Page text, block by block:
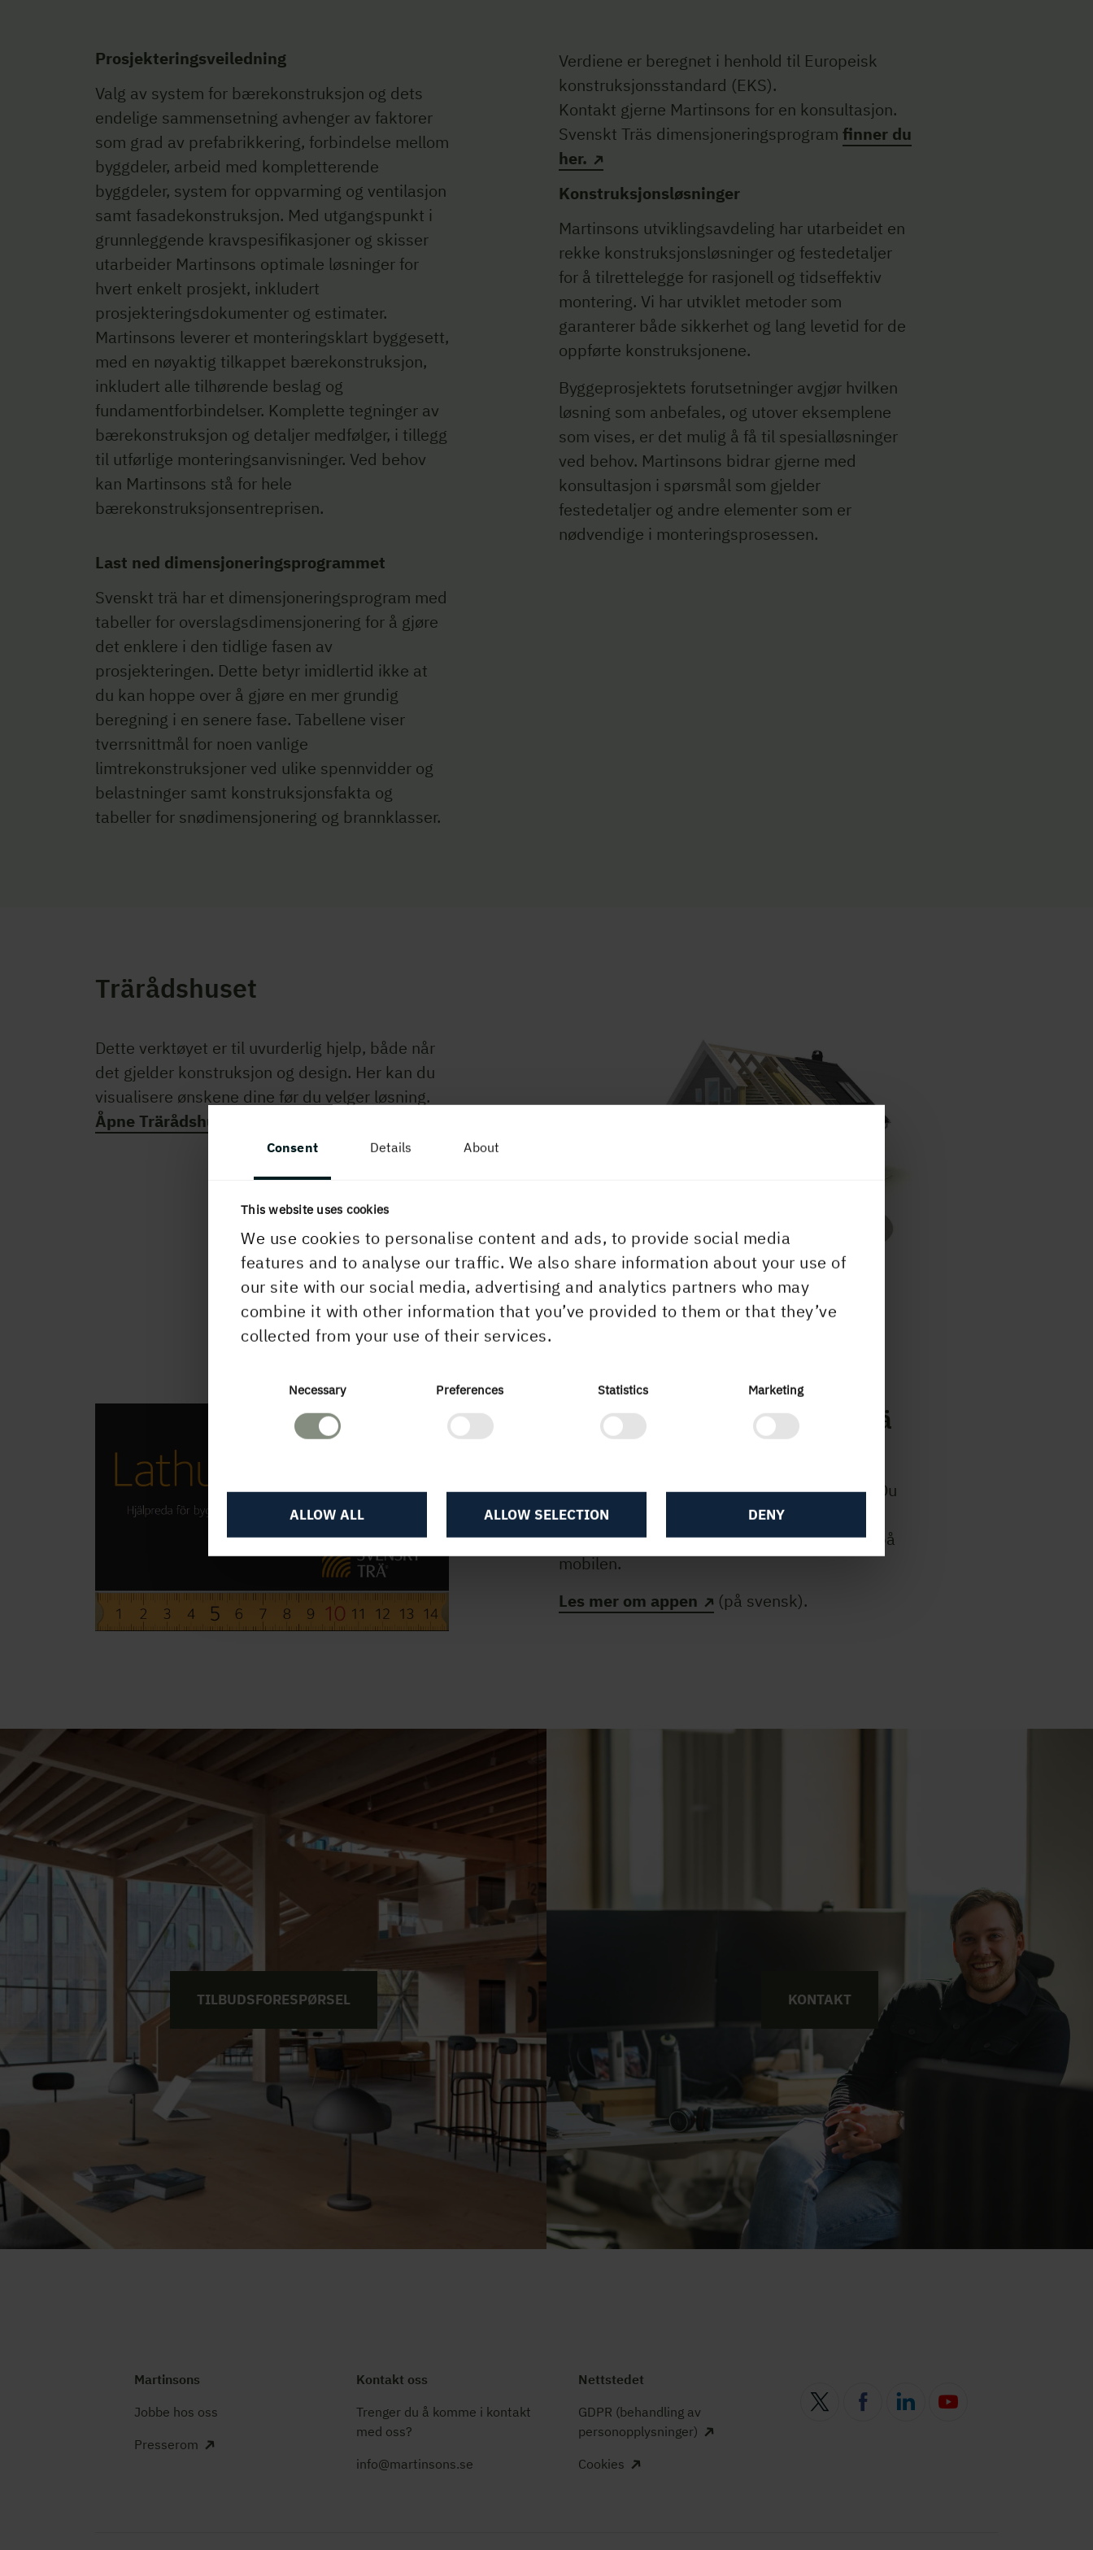
Consent Details About
This website uses cookies
We use cookies to personalise content and ads, to provide social media
features and to analyse our traffic. We also share information about your use of
our site with our social media, advertising and analytics partners who may
combine it with other information that you’ve provided to them or that they’ve
collected from your use of their services.
Necessary Preferences Statistics Marketing
DENY
ALLOW SELECTION
ALLOW ALL
Prosjekteringsveiledning
Valg av system for bærekonstruksjon og dets
endelige sammensetning avhenger av faktorer
som grad av prefabrikkering, forbindelse mellom
byggdeler, arbeid med kompletterende
byggdeler, system for oppvarming og ventilasjon
samt fasadekonstruksjon. Med utgangspunkt i
grunnleggende kravspesifikasjoner og skisser
utarbeider Martinsons optimale løsninger for
hvert enkelt prosjekt, inkludert
prosjekteringsdokumenter og estimater.
Martinsons leverer et monteringsklart byggesett,
med en nøyaktig tilkappet bærekonstruksjon,
inkludert alle tilhørende beslag og
fundamentforbindelser. Komplette tegninger av
bærekonstruksjon og detaljer medfølger, i tillegg
til utførlige monteringsanvisninger. Ved behov
kan Martinsons stå for hele
bærekonstruksjonsentreprisen.
Last ned dimensjoneringsprogrammet
Svenskt trä har et dimensjoneringsprogram med
tabeller for overslagsdimensjonering for å gjøre
det enklere i den tidlige fasen av
prosjekteringen. Dette betyr imidlertid ikke at
du kan hoppe over å gjøre en mer grundig
beregning i en senere fase. Tabellene viser
tverrsnittmål for noen vanlige
limtrekonstruksjoner ved ulike spennvidder og
belastninger samt konstruksjonsfakta og
tabeller for snødimensjonering og brannklasser.
Verdiene er beregnet i henhold til Europeisk
konstruksjonsstandard (EKS).
Kontakt gjerne Martinsons for en konsultasjon.
Svenskt Träs dimensjoneringsprogram finner du
her.
Konstruksjonsløsninger
Martinsons utviklingsavdeling har utarbeidet en
rekke konstruksjonsløsninger og festedetaljer
for å tilrettelegge for rasjonell og tidseffektiv
montering. Vi har utviklet metoder som
garanterer både sikkerhet og lang levetid for de
oppførte konstruksjonene.
Byggeprosjektets forutsetninger avgjør hvilken
løsning som anbefales, og utover eksemplene
som vises, er det mulig å få til spesialløsninger
ved behov. Martinsons bidrar gjerne med
konsultasjon i spørsmål som gjelder
festedetaljer og andre elementer som er
nødvendige i monteringsprosessen.
Trärådshuset
Dette verktøyet er til uvurderlig hjelp, både når
det gjelder konstruksjon og design. Her kan du
visualisere ønskene dine før du velger løsning.
Åpne Trärådshuset.
Hurtigguide fra Svenskt Trä
arbeidsverktøy for alle som jobber med tre. Du
får oversikt over alt fra virkedimensjoner til
virkeforbruk og trebeskyttelsesklasser, rett på
mobilen.
Les mer om appen
(på svensk).
TILBUDSFORESPØRSEL KONTAKT
Martinsons
Jobbe hos oss
Presserom
Kontakt oss
Trenger du å komme i kontakt
med oss?
info@martinsons.se
Nettstedet
GDPR (behandling av
personopplysninger)
Cookies